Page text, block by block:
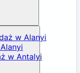
w Alanyi
w Antalyi